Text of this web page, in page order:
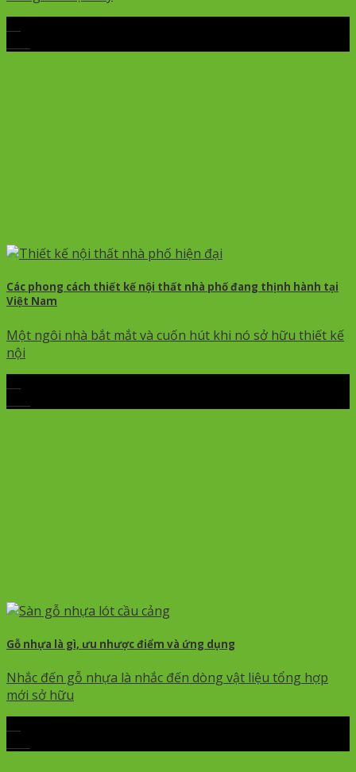
Các phong cách thiết kế nội thất nhà phố đang thịnh hành tại
Việt Nam
Một ngôi nhà bắt mắt và cuốn hút khi nó sở hữu thiết kế
nội
Gỗ nhựa là gì, ưu nhược điểm và ứng dụng
Nhắc đến gỗ nhựa là nhắc đến dòng vật liệu tổng hợp
mới sở hữu